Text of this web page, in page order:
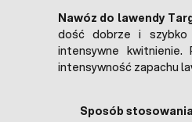
Nawóz do lawendy
dość dobrze i szybko
intensywne kwitnienie.
intensywność zapachu
Sposób